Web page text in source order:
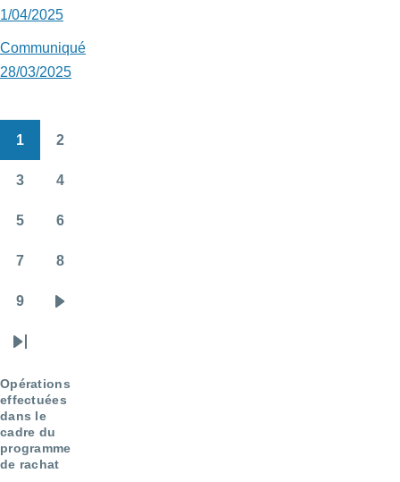
1/04/2025
Communiqué
28/03/2025
Pagination
1 2
3 4
5 6
7 8
9
Dernière
page
Opérations
effectuées
dans le
cadre du
programme
de rachat